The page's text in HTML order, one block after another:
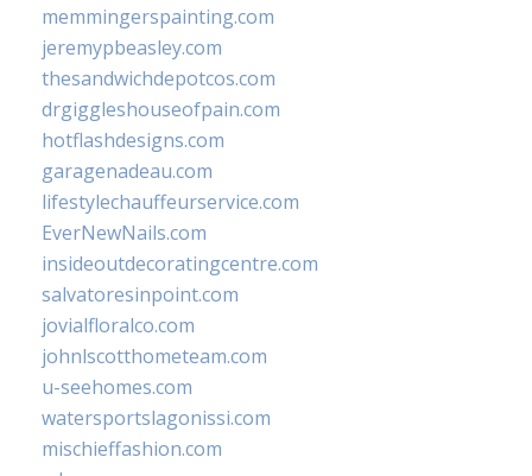
memmingerspainting.com
jeremypbeasley.com
thesandwichdepotcos.com
drgiggleshouseofpain.com
hotflashdesigns.com
garagenadeau.com
lifestylechauffeurservice.com
EverNewNails.com
insideoutdecoratingcentre.com
salvatoresinpoint.com
jovialfloralco.com
johnlscotthometeam.com
u-seehomes.com
watersportslagonissi.com
mischieffashion.com